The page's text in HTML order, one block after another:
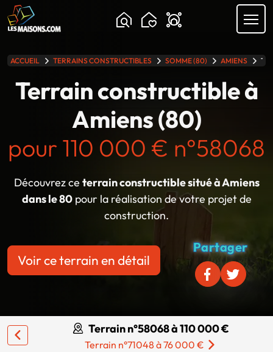
Chargement...
ACCUEIL TERRAINS CONSTRUCTIBLES SOMME (80) AMIENS
Terrain constructible à
Amiens (80)
pour 110 000 € n°58068
Découvrez ce terrain constructible situé à Amiens
dans le 80pour la réalisation de votre projet de
construction.
Voir ce terrain en détail
Partager
Terrain n°58068 à 110 000 €
Terrain n°71048 à 76 000 €